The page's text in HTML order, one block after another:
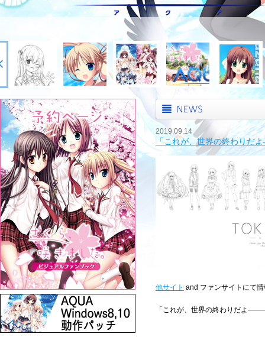
2019.09.14
「これが、世界の終わり
他サイト and ファンサイトにて
「これが、世界の終わりだよ